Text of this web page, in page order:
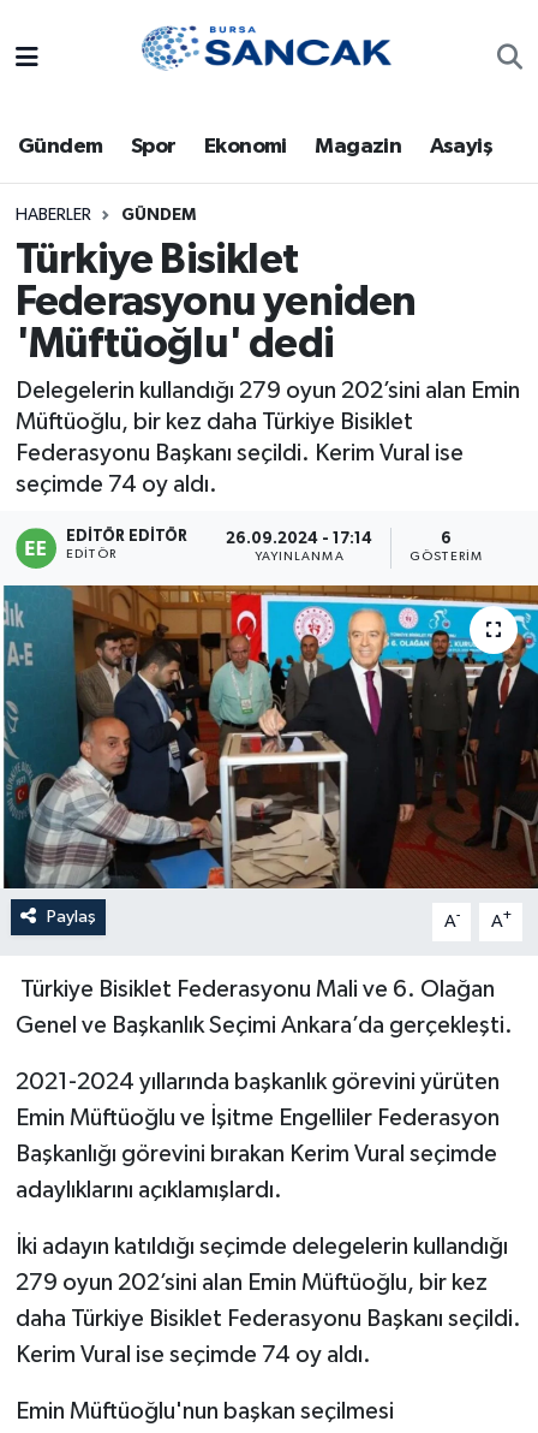
Gündem Spor Ekonomi Magazin Asayiş
HABERLER GÜNDEM
Türkiye Bisiklet
Federasyonu yeniden
'Müftüoğlu' dedi
Delegelerin kullandığı 279 oyun 202’sini alan Emin
Müftüoğlu, bir kez daha Türkiye Bisiklet
Federasyonu Başkanı seçildi. Kerim Vural ise
seçimde 74 oy aldı.
EDITÖR EDITÖR
EDITÖR
26.09.2024 - 17:14
YAYINLANMA
6
GÖSTERIM
Paylaş A- A+
Türkiye Bisiklet Federasyonu Mali ve 6. Olağan
Genel ve Başkanlık Seçimi Ankara’da gerçekleşti.
2021-2024 yıllarında başkanlık görevini yürüten
Emin Müftüoğlu ve İşitme Engelliler Federasyon
Başkanlığı görevini bırakan Kerim Vural seçimde
adaylıklarını açıklamışlardı.
İki adayın katıldığı seçimde delegelerin kullandığı
279 oyun 202’sini alan Emin Müftüoğlu, bir kez
daha Türkiye Bisiklet Federasyonu Başkanı seçildi.
Kerim Vural ise seçimde 74 oy aldı.
Emin Müftüoğlu'nun başkan seçilmesi
Bursa
Dünya
Eğitim
Ekonomi
Genel
Gündem
Sağlık
Siyaset
Spor
Türkiye
Trafik Durumu
Süper Lig Puan Durumu ve Fikstür
Tüm Manşetler
Son Dakika Haberleri
Haber Arşivi